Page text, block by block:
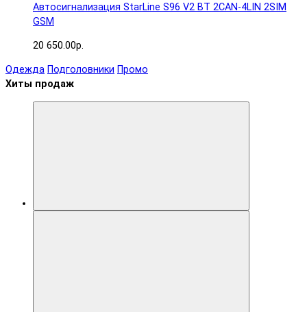
Автосигнализация StarLine S96 V2 BT 2CAN-4LIN 2SIM
GSM
20 650.00р.
Одежда Подголовники Промо
Хиты продаж